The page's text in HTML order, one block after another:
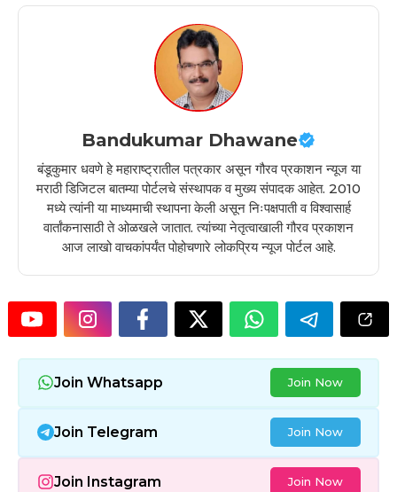
Bandukumar Dhawane
बंडूकुमार धवणे हे महाराष्ट्रातील पत्रकार असून गौरव प्रकाशन न्यूज या
मराठी डिजिटल बातम्या पोर्टलचे संस्थापक व मुख्य संपादक आहेत. 2010
मध्ये त्यांनी या माध्यमाची स्थापना केली असून निःपक्षपाती व विश्वासार्ह
वार्तांकनासाठी ते ओळखले जातात. त्यांच्या नेतृत्वाखाली गौरव प्रकाशन
आज लाखो वाचकांपर्यंत पोहोचणारे लोकप्रिय न्यूज पोर्टल आहे.
Join Whatsapp Join Now
Join Telegram Join Now
Join Instagram Join Now